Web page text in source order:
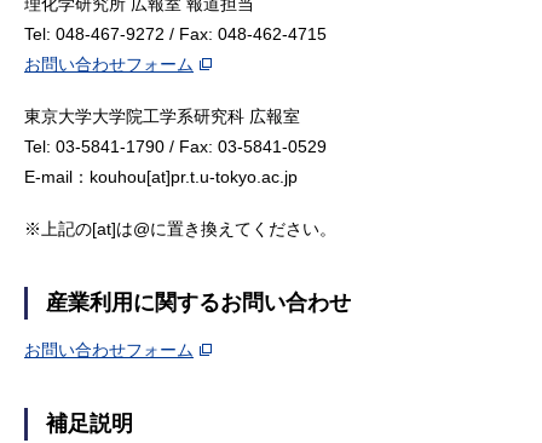
Tel: 048-467-9272 / Fax: 048-462-4715
お問い合わせフォーム
東京大学大学院工学系研究科 広報室
Tel: 03-5841-1790 / Fax: 03-5841-0529
E-mail：kouhou[at]pr.t.u-tokyo.ac.jp
※上記の[at]は@に置き換えてください。
産業利用に関するお問い合わせ
お問い合わせフォーム
補足説明